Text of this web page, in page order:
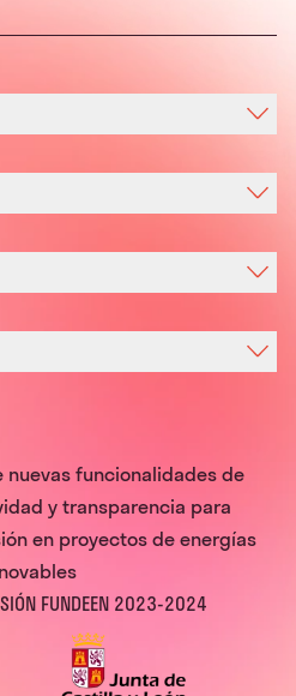
nuevas funcionalidades de
y transparencia para
en proyectos de energías
FUNDEEN 2023-2024